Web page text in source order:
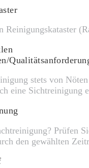
Reinigungskataster
stets von
eine Sichtreinigung
Prüfen
den gewählten